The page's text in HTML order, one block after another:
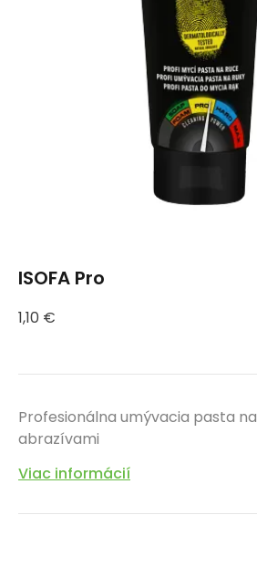
ISOFA Pro
1,10 €
Profesionálna umývacia pasta
abrazívami
Viac informácií